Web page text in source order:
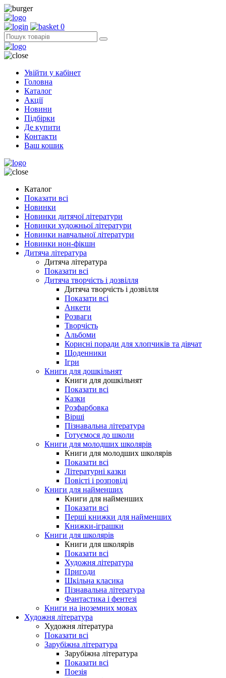
0
Увійти у кабінет
Головна
Каталог
Акції
Новини
Підбірки
Де купити
Контакти
Ваш кошик
Каталог
Показати всі
Новинки
Новинки дитячої літератури
Новинки художньої літератури
Новинки навчальної літератури
Новинки нон-фікшн
Дитяча література
Дитяча література
Показати всі
Дитяча творчість і дозвілля
Дитяча творчість і дозвілля
Показати всі
Анкети
Розваги
Творчість
Альбоми
Корисні поради для хлопчиків та дівчат
Щоденники
Ігри
Книги для дошкільнят
Книги для дошкільнят
Показати всі
Казки
Розфарбовка
Вірші
Пізнавальна література
Готуємося до школи
Книги для молодших школярів
Книги для молодших школярів
Показати всі
Літературні казки
Повісті і розповіді
Книги для найменших
Книги для найменших
Показати всі
Перші книжки для найменших
Книжки-іграшки
Книги для школярів
Книги для школярів
Показати всі
Художня література
Пригоди
Шкільна класика
Пізнавальна література
Фантастика і фентезі
Книги на іноземних мовах
Художня література
Художня література
Показати всі
Зарубіжна література
Зарубіжна література
Показати всі
Поезія